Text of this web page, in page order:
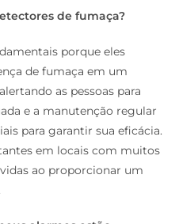
de fumaça?
porque eles
de fumaça em um
as pessoas para
e a manutenção regular
para garantir sua eficácia.
em locais com muitos
ao proporcionar um